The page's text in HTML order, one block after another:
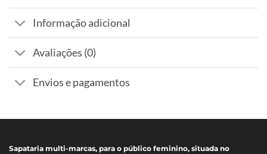
Informação adicional
Avaliações (0)
Envios e pagamentos
Sapataria multi-marcas, para o público feminino, situada no